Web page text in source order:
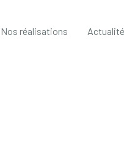
Nos réalisations